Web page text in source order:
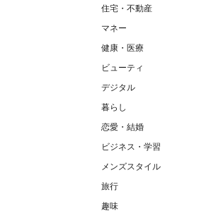
住宅・不動産
マネー
健康・医療
ビューティ
デジタル
暮らし
恋愛・結婚
ビジネス・学習
メンズスタイル
旅行
趣味